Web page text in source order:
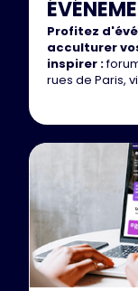
Profitez
acculturer
inspirer :
rues de Paris,